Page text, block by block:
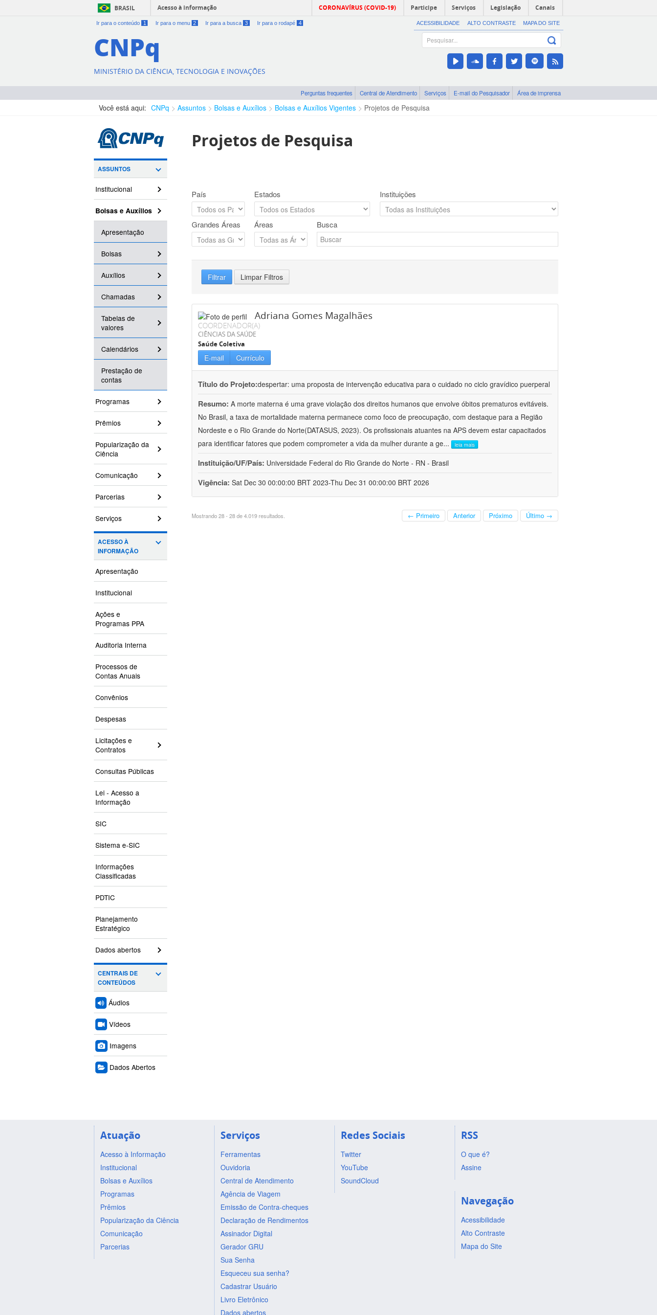
BRASIL Acesso à informação CORONAVÍRUS (COVID-19) Participe Serviços Legislação Canais
Ir para o conteúdo 1 Ir para o menu 2 Ir para a busca 3 Ir para o rodapé 4 ACESSIBILIDADE ALTO CONTRASTE MAPA DO SITE
CNPq
MINISTÉRIO DA CIÊNCIA, TECNOLOGIA E INOVAÇÕES
Perguntas frequentes Central de Atendimento Serviços E-mail do Pesquisador Área de imprensa
Você está aqui: CNPq Assuntos Bolsas e Auxílios Bolsas e Auxílios Vigentes Projetos de Pesquisa
ASSUNTOS
Institucional
Bolsas e Auxílios
Apresentação
Bolsas
Auxílios
Chamadas
Tabelas de
valores
Calendários
Prestação de
contas
Programas
Prêmios
Popularização da
Ciência
Comunicação
Parcerias
Serviços
ACESSO À
INFORMAÇÃO
Apresentação
Institucional
Ações e
Programas PPA
Auditoria Interna
Processos de
Contas Anuais
Convênios
Despesas
Licitações e
Contratos
Consultas Públicas
Lei - Acesso a
Informação
SIC
Sistema e-SIC
Informações
Classificadas
PDTIC
Planejamento
Estratégico
Dados abertos
CENTRAIS DE
CONTEÚDOS
Áudios
Vídeos
Imagens
Dados Abertos
Projetos de Pesquisa
País Estados Instituições
Grandes Áreas Áreas Busca
Filtrar Limpar Filtros
Adriana Gomes Magalhães
COORDENADOR(A)
CIÊNCIAS DA SAÚDE
Saúde Coletiva
E-mail Currículo
Título do Projeto:despertar: uma proposta de intervenção educativa para o cuidado no ciclo gravídico puerperal
Resumo: A morte materna é uma grave violação dos direitos humanos que envolve óbitos prematuros evitáveis.
No Brasil, a taxa de mortalidade materna permanece como foco de preocupação, com destaque para a Região
Nordeste e o Rio Grande do Norte(DATASUS, 2023). Os profissionais atuantes na APS devem estar capacitados
para identificar fatores que podem comprometer a vida da mulher durante a ge... leia mais
Instituição/UF/País: Universidade Federal do Rio Grande do Norte - RN - Brasil
Vigência: Sat Dec 30 00:00:00 BRT 2023-Thu Dec 31 00:00:00 BRT 2026
Mostrando 28 - 28 de 4.019 resultados. ← Primeiro Anterior Próximo Último →
Atuação
Acesso à Informação
Institucional
Bolsas e Auxílios
Programas
Prêmios
Popularização da Ciência
Comunicação
Parcerias
Serviços
Ferramentas
Ouvidoria
Central de Atendimento
Agência de Viagem
Emissão de Contra-cheques
Declaração de Rendimentos
Assinador Digital
Gerador GRU
Sua Senha
Esqueceu sua senha?
Cadastrar Usuário
Livro Eletrônico
Dados abertos
Redes Sociais
Twitter
YouTube
SoundCloud
RSS
O que é?
Assine
Navegação
Acessibilidade
Alto Contraste
Mapa do Site